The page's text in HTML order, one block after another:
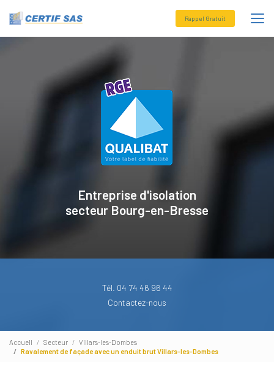
Rappel Gratuit
Entreprise d'isolation
secteurBourg-en-Bresse
Tél. 04 74 46 96 44
Contactez-nous
Accueil Secteur
Villars-les-Dombes
Ravalement de façade avec un enduit brut Villars-les-Dombes